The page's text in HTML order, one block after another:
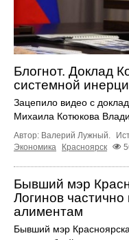
Блогнот. Доклад
системной
Зацепило видео с
Михаила Котюкова
Автор: Валерий Лужный.
Экономика
Красноярск
Бывший мэр
Логинов частично
алиментам
Бывший мэр